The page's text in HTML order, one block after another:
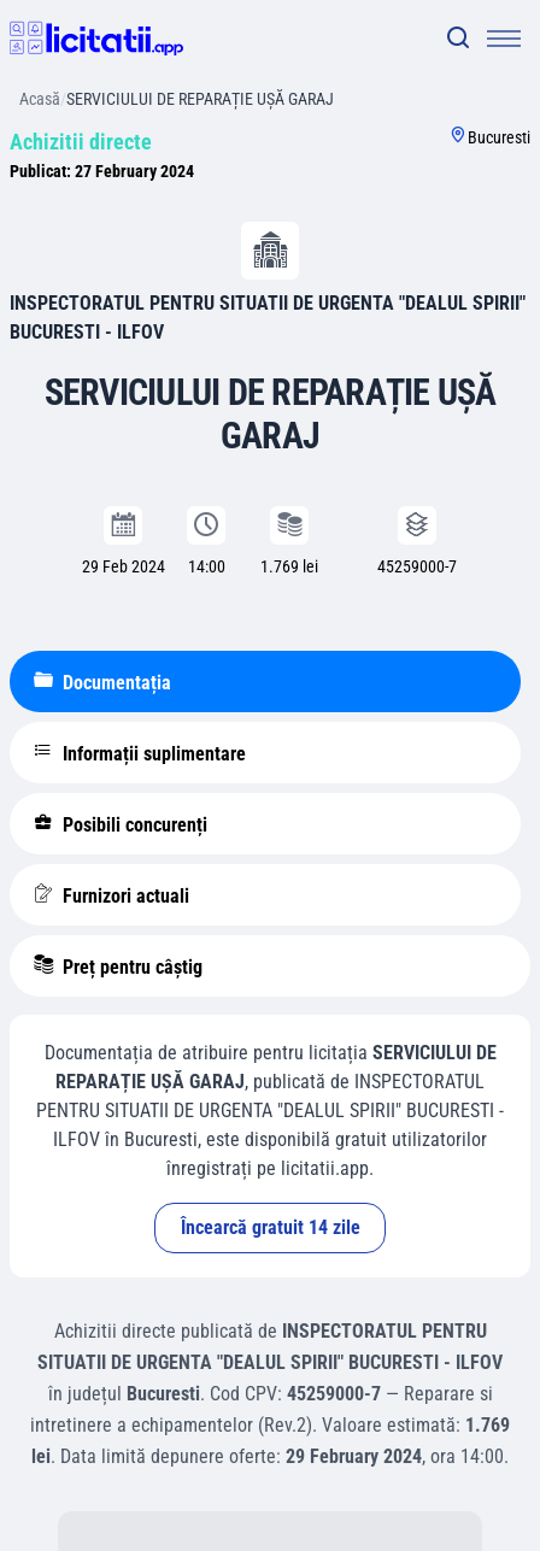
Acasă/SERVICIULUI DE REPARAȚIE UȘĂ GARAJ
Achizitii directe
Publicat: 27 February 2024
Bucuresti
INSPECTORATUL PENTRU SITUATII DE URGENTA "DEALUL SPIRII"
BUCURESTI - ILFOV
SERVICIULUI DE REPARAȚIE UȘĂ
GARAJ
29 Feb 2024 14:00 1.769 lei 45259000-7
Documentația
Informații suplimentare
Posibili concurenți
Furnizori actuali
Preț pentru câștig
Documentația de atribuire pentru licitația SERVICIULUI DE
REPARAȚIE UȘĂ GARAJ, publicată de INSPECTORATUL
PENTRU SITUATII DE URGENTA "DEALUL SPIRII" BUCURESTI -
ILFOV în Bucuresti, este disponibilă gratuit utilizatorilor
înregistrați pe licitatii.app.
Încearcă gratuit 14 zile
Achizitii directe publicată de INSPECTORATUL PENTRU
SITUATII DE URGENTA "DEALUL SPIRII" BUCURESTI - ILFOV
în județul Bucuresti. Cod CPV: 45259000-7— Reparare si
intretinere a echipamentelor (Rev.2). Valoare estimată: 1.769
lei. Data limită depunere oferte: 29 February 2024, ora 14:00.